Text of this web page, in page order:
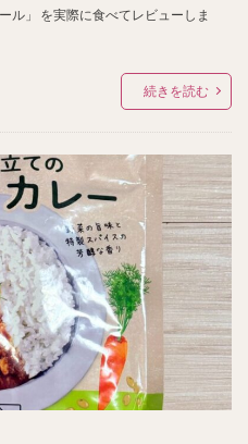
ル」 を実際に食べてレビューしま
続きを読む